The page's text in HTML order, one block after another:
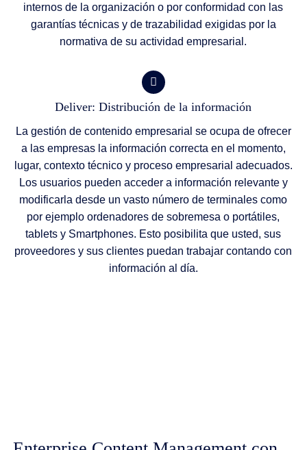
internos de la organización o por conformidad con las
garantías técnicas y de trazabilidad exigidas por la
normativa de su actividad empresarial.
Deliver: Distribución de la información
La gestión de contenido empresarial se ocupa de ofrecer
a las empresas la información correcta en el momento,
lugar, contexto técnico y proceso empresarial adecuados.
Los usuarios pueden acceder a información relevante y
modificarla desde un vasto número de terminales como
por ejemplo ordenadores de sobremesa o portátiles,
tablets y Smartphones. Esto posibilita que usted, sus
proveedores y sus clientes puedan trabajar contando con
información al día.